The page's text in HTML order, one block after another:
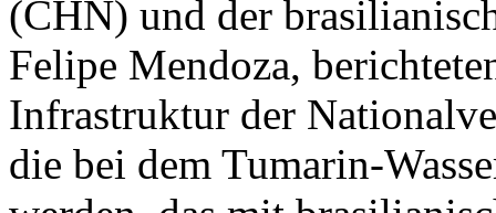
(CHN) und der
Felipe Mendoza,
Infrastruktur der
die bei dem Tumarin-